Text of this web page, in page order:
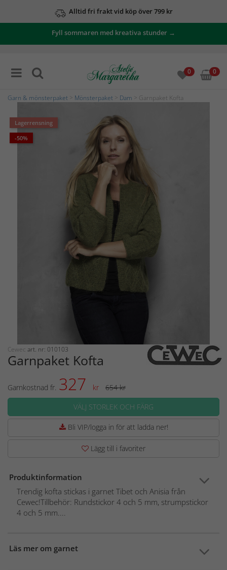
Alltid fri frakt vid köp över 799 kr
Fyll sommaren med kreativa stunder →
0 0
Garn & mönsterpaket Mönsterpaket Dam > Garnpaket Kofta
Lagerrensning
-50%
Cewec art. nr: 010103
Garnpaket Kofta
Garnkostnad fr. 327 kr
654 kr
VÄLJ STORLEK OCH FÄRG
Bli VIP/logga in för att ladda ner!
Lägg till i favoriter
Produktinformation
Trendig kofta stickas i garnet Tibet och Anisia från
Cewec!Tillbehör: Rundstickor 4 och 5 mm, strumpstickor
4 och 5 mm....
Läs mer om garnet